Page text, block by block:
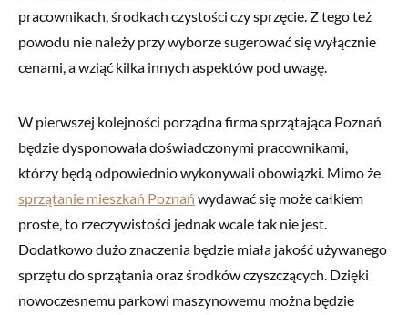
pracownikach, środkach czystości czy sprzęcie. Z tego też
powodu nie należy przy wyborze sugerować się wyłącznie
cenami, a wziąć kilka innych aspektów pod uwagę.
W pierwszej kolejności porządna firma sprzątająca Poznań
będzie dysponowała doświadczonymi pracownikami,
którzy będą odpowiednio wykonywali obowiązki. Mimo że
sprzątanie mieszkań Poznań wydawać się może całkiem
proste, to rzeczywistości jednak wcale tak nie jest.
Dodatkowo dużo znaczenia będzie miała jakość używanego
sprzętu do sprzątania oraz środków czyszczących. Dzięki
nowoczesnemu parkowi maszynowemu można będzie